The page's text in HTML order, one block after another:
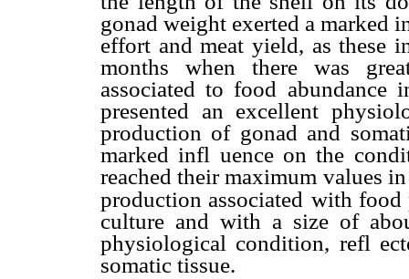
gonad weight exerted a marked
effort and meat yield, as these
months when there was
associated to food
presented an excellent
production of gonad and
marked infl uence on the
reached their maximum values
production associated with food
culture and with a size of
physiological condition, refl
somatic tissue.